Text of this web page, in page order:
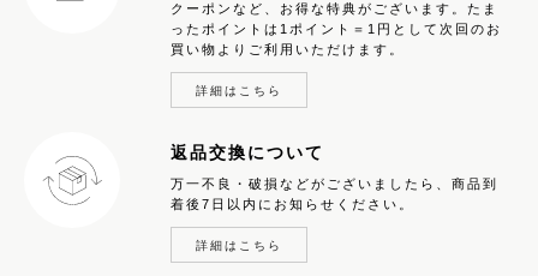
クーポンなど、お得な特典がございます。たま
ったポイントは1ポイント＝1円として次回のお
買い物よりご利用いただけます。
詳細はこちら
返品交換について
万一不良・破損などがございましたら、商品到
着後7日以内にお知らせください。
詳細はこちら